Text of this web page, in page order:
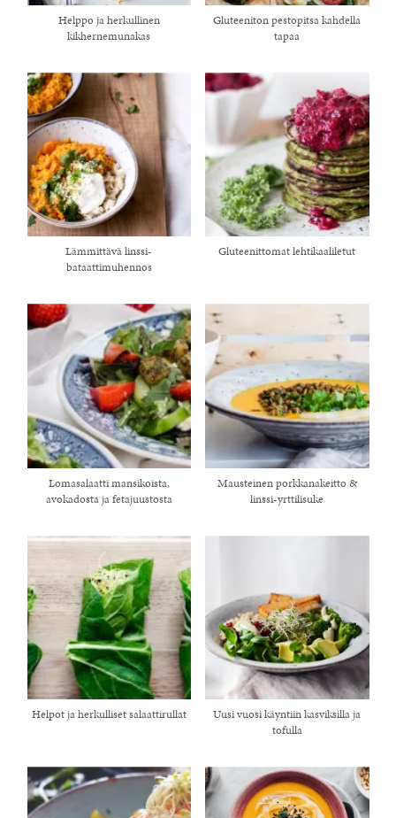
Helppo ja herkullinen
kikhernemunakas
Gluteeniton pestopitsa kahdella
tapaa
Lämmittävä linssi-
bataattimuhennos
Gluteenittomat lehtikaaliletut
Lomasalaatti mansikoista,
avokadosta ja fetajuustosta
Mausteinen porkkanakeitto &
linssi-yrttilisuke
Helpot ja herkulliset salaattirullat
Uusi vuosi käyntiin kasviksilla ja
tofulla